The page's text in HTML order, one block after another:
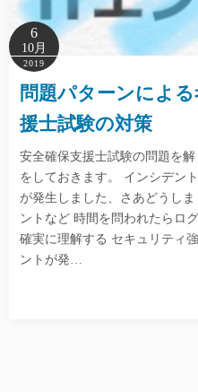
6
10月
2019
問題パターンによ
援士試験の対策
安全確保支援士試験の問題を
をしておきます。 インシデン
が発生しました、さあどうし
ントなど 時間を問われたらロ
確実に理解する セキュリティ
ントが発…